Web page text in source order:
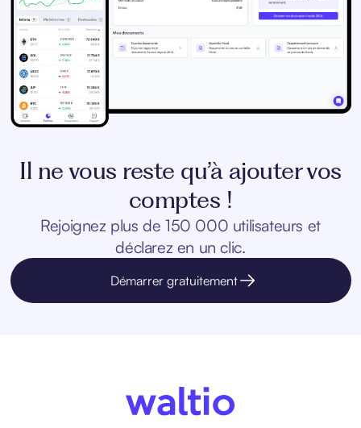
Il ne vous reste qu’à ajouter vos
comptes !
Rejoignez plus de 150 000 utilisateurs et
déclarez en un clic.
Démarrer gratuitement